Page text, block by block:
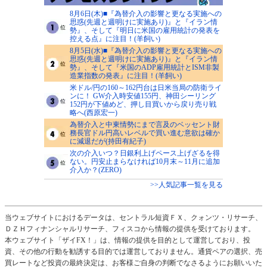
8月6日(木)■『為替介入の影響と更なる実施への
思惑(先週と週明けに実施あり)』と『イラン情
勢』、そして『明日に米国の雇用統計の発表を
控える点』に注目！(羊飼い)
8月5日(水)■『為替介入の影響と更なる実施への
思惑(先週と週明けに実施あり)』と『イラン情
勢』、そして『米国のADP雇用統計とISM非製
造業指数の発表』に注目！(羊飼い)
米ドル/円の160～162円台は日米当局の防衛ライ
ンに！ GW介入時安値155円、神田シーリング
152円が下値めど、押し目買いから戻り売り戦
略へ(西原宏一)
為替介入と中東情勢にまで言及のベッセント財
務長官ドル円高いレベルで買い進む意欲は確か
に減退だが(持田有紀子)
次の介入いつ？日銀利上げペース上げざるを得
ない。円安止まらなければ10月末～11月に追加
介入か？(ZERO)
>>人気記事一覧を見る
当ウェブサイトにおけるデータは、セントラル短資ＦＸ、クォンツ・リサーチ、
ＤＺＨフィナンシャルリサーチ、フィスコから情報の提供を受けております。
本ウェブサイト「ザイFX！」は、情報の提供を目的として運営しており、投
資、その他の行動を勧誘する目的では運営しておりません。通貨ペアの選択、売
買レートなど投資の最終決定は、お客様ご自身の判断でなさるようにお願いいた